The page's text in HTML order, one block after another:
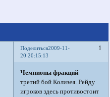
Поделиться 1
2009-11-
20 20:15:13
Чемпионы фракций -
третий бой Колизея. Рейду
игроков здесь противостоит